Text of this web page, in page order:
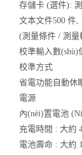
存儲卡 (選件):
文本文件500 件,
(測量條件 / 測
校準輸入數
校準方式
省電功能自動休
電源
內(nèi)置電池
充電時間 : 大約
電池壽命 : 大約